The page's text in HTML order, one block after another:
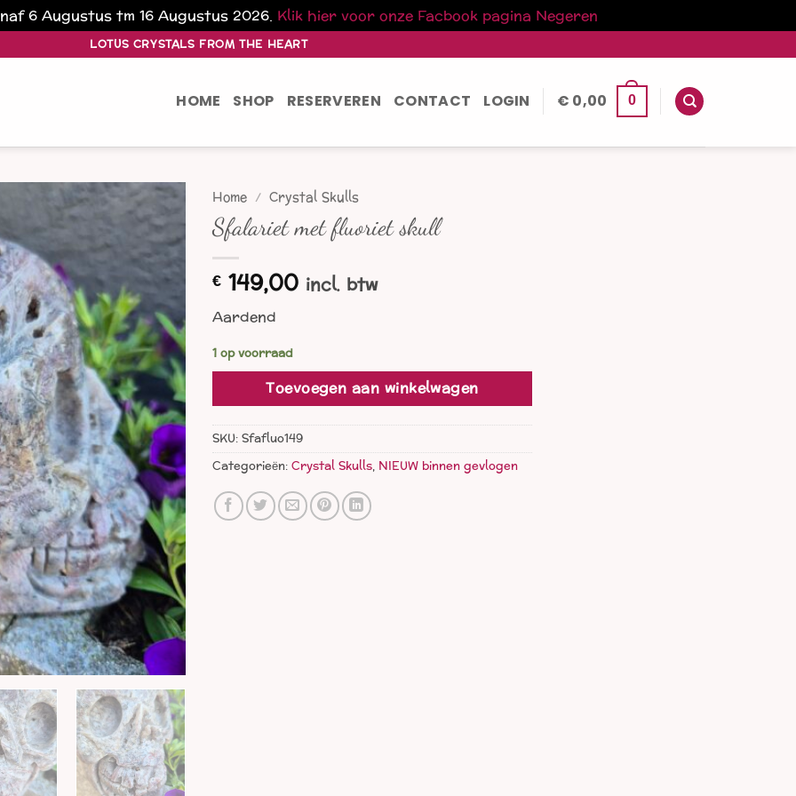
6 Augustus tm 16 Augustus 2026. Klik hier voor onze Facbook pagina Negeren
LOTUS CRYSTALS FROM THE HEART
HOME SHOP RESERVEREN CONTACT LOGIN € 0,00 0
Home / Crystal Skulls
Sfalariet met fluoriet skull
€ 149,00 incl. btw
Aardend
1 op voorraad
Toevoegen aan winkelwagen
SKU:Sfafluo149
Categorieën:Crystal Skulls, NIEUW binnen gevlogen